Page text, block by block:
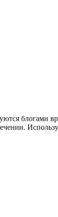
блогами